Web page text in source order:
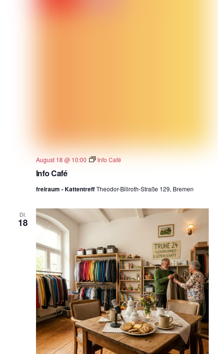
Info Café
August 18 @ 10:00 Info Café
freiraum - KattentreffTheodor-Billroth-Straße 129, Bremen
DI.
18